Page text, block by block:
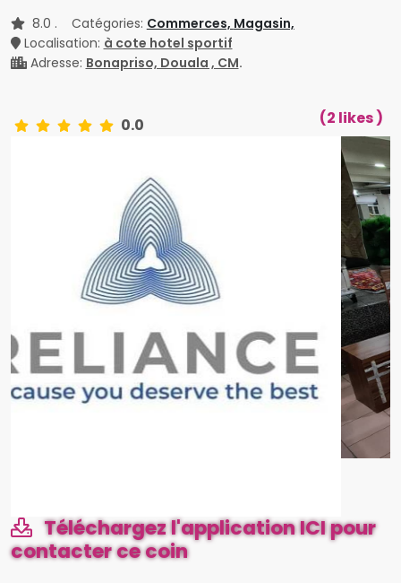
8.0 . Catégories: Commerces, Magasin,
Localisation: à cote hotel sportif
Adresse: Bonapriso, Douala , CM.
0.0 (2 likes )
Informations Contact